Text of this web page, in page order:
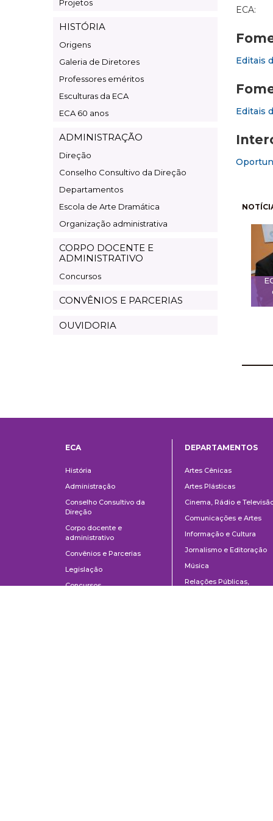
Projetos
HISTÓRIA
Origens
Galeria de Diretores
Professores eméritos
Esculturas da ECA
ECA 60 anos
ADMINISTRAÇÃO
Direção
Conselho Consultivo da Direção
Departamentos
Escola de Arte Dramática
Organização administrativa
CORPO DOCENTE E
ADMINISTRATIVO
Concursos
CONVÊNIOS E PARCERIAS
OUVIDORIA
ECA:
Editais
Editais
ECA
História
Administração
Conselho Consultivo da
Direção
Corpo docente e
administrativo
Convênios e Parcerias
Legislação
Concursos
DEPARTAMENTOS
Artes Cênicas
Artes Plásticas
Cinema, Rádio e
Comunicações e Artes
Informação e Cultura
Jornalismo e Editoração
Música
Relações Públicas,